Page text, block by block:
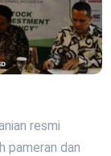
resmi
pameran dan